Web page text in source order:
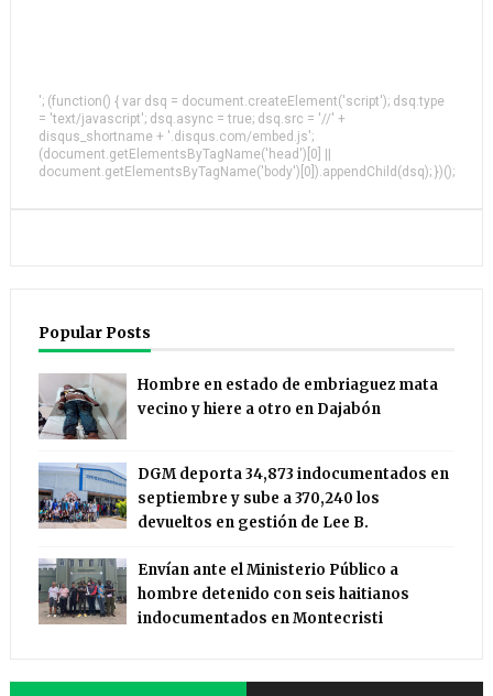
'; (function() { var dsq = document.createElement('script'); dsq.type
= 'text/javascript'; dsq.async = true; dsq.src = '//' +
disqus_shortname + '.disqus.com/embed.js';
(document.getElementsByTagName('head')[0] ||
document.getElementsByTagName('body')[0]).appendChild(dsq); })();
Popular Posts
Hombre en estado de embriaguez mata
vecino y hiere a otro en Dajabón
DGM deporta 34,873 indocumentados en
septiembre y sube a 370,240 los
devueltos en gestión de Lee B.
Envían ante el Ministerio Público a
hombre detenido con seis haitianos
indocumentados en Montecristi